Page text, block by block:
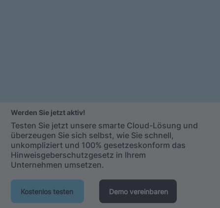
Werden Sie jetzt aktiv!
Testen Sie jetzt unsere smarte Cloud-Lösung und
überzeugen Sie sich selbst, wie Sie schnell,
unkompliziert und 100% gesetzeskonform das
Hinweisgeberschutzgesetz in Ihrem
Unternehmen umsetzen.
Demo vereinbaren
Kostenlos testen